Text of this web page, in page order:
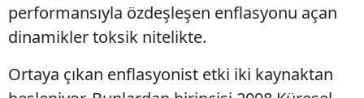
performansıyla özdeşleşen enflasyonu açan
dinamikler toksik nitelikte.
Ortaya çıkan enflasyonist etki iki kaynaktan